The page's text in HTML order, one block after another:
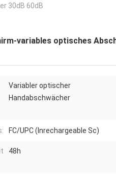
30dB 60dB
variables optisches
Variabler optischer
Handabschwächer
FC/UPC (Inrechargeable Sc)
48h